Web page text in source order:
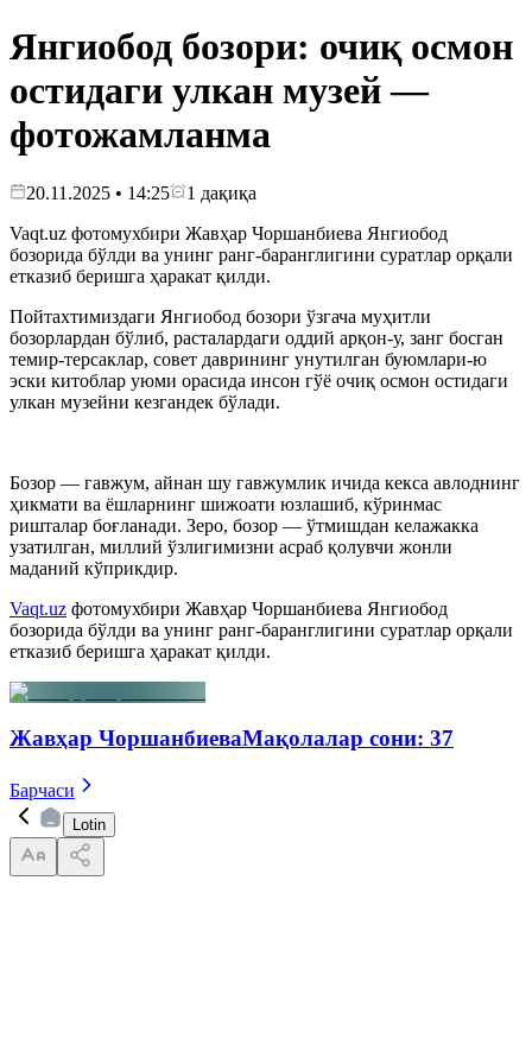
Янгиобод бозори: очиқ осмон
остидаги улкан музей —
фотожамланма
20.11.2025 • 14:25 1 дақиқа
Vaqt.uz фотомухбири Жавҳар Чоршанбиева Янгиобод
бозорида бўлди ва унинг ранг-баранглигини суратлар орқали
етказиб беришга ҳаракат қилди.
Пойтахтимиздаги Янгиобод бозори ўзгача муҳитли
бозорлардан бўлиб, расталардаги оддий арқон-у, занг босган
темир-терсаклар, совет даврининг унутилган буюмлари-ю
эски китоблар уюми орасида инсон гўё очиқ осмон остидаги
улкан музейни кезгандек бўлади.
Бозор — гавжум, айнан шу гавжумлик ичида кекса авлоднинг
ҳикмати ва ёшларнинг шижоати юзлашиб, кўринмас
ришталар боғланади. Зеро, бозор — ўтмишдан келажакка
узатилган, миллий ўзлигимизни асраб қолувчи жонли
маданий кўприкдир.
Vaqt.uz фотомухбири Жавҳар Чоршанбиева Янгиобод
бозорида бўлди ва унинг ранг-баранглигини суратлар орқали
етказиб беришга ҳаракат қилди.
Жавҳар ЧоршанбиеваМақолалар сони: 37
Барчаси
Lotin